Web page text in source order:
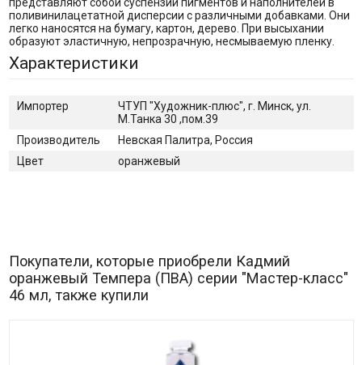
поливинилацетатной дисперсии с различными добавками. Они
легко наносятся на бумагу, картон, дерево. При высыхании
образуют эластичную, непрозрачную, несмываемую пленку.
Характеристики
Импортер
ЧТУП "Художник-плюс", г. Минск, ул.
М.Танка 30 ,пом.39
Производитель
Невская Палитра, Россия
Цвет
оранжевый
Покупатели, которые приобрели Кадмий
оранжевый Темпера (ПВА) серии "Мастер-класс"
46 мл, также купили